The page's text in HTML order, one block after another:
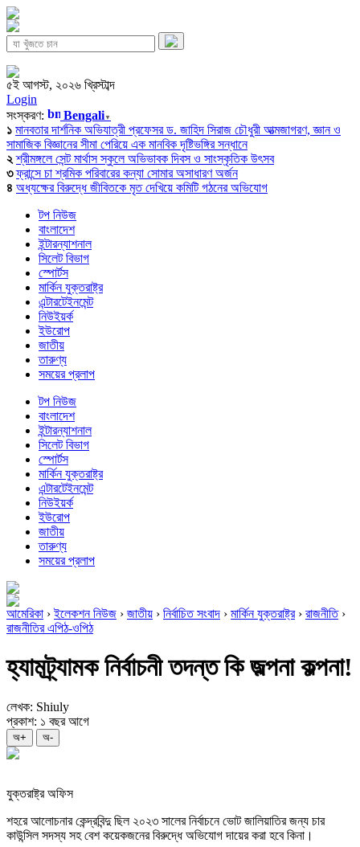
৫ই আগস্ট, ২০২৬ খ্রিস্টাব্দ
Login
সংস্করণ:
Bengali▼
১ মানবতার দার্শনিক অভিযাত্রী প্রফেসর ড. জাহিদ সিরাজ চৌধুরী আত্মজাগরণ, জ্ঞান ও
সামাজিক বিজ্ঞানের সীমা পেরিয়ে এক মানবিক দৃষ্টিভঙ্গির সন্ধানে
২ শ্রীমঙ্গলে সেন্ট মার্থাস স্কুলে অভিভাবক দিবস ও সাংস্কৃতিক উৎসব
৩ ফ্রান্সে চা শ্রমিক পরিবারের কন্যা সোমার অসাধারণ অর্জন
৪ অধ্যক্ষের বিরুদ্ধে জীবিতকে মৃত দেখিয়ে কমিটি গঠনের অভিযোগ
টপ নিউজ
বাংলাদেশ
ইন্টারন্যাশনাল
সিলেট বিভাগ
স্পোর্টস
মার্কিন যুক্তরাষ্ট্র
এন্টারটেইনমেন্ট
নিউইয়র্ক
ইউরোপ
জাতীয়
তারুণ্য
সময়ের প্রলাপ
টপ নিউজ
বাংলাদেশ
ইন্টারন্যাশনাল
সিলেট বিভাগ
স্পোর্টস
মার্কিন যুক্তরাষ্ট্র
এন্টারটেইনমেন্ট
নিউইয়র্ক
ইউরোপ
জাতীয়
তারুণ্য
সময়ের প্রলাপ
আমেরিকা ›ইলেকশন নিউজ › জাতীয় › নির্বাচিত সংবাদ › মার্কিন যুক্তরাষ্ট্র› রাজনীতি›
রাজনীতির এপিঠ-ওপিঠ
হ্যামট্র্যামক নির্বাচনী তদন্ত কি জল্পনা কল্পনা!
লেখক: Shiuly
প্রকাশ: ১ বছর আগে
অ+ অ-
যুক্তরাষ্ট্র অফিস
শহরে আলোচনার কেন্দ্রবিন্দু ছিল ২০২৩ সালের নির্বাচনে ভোট জালিয়াতির জন্য চার
কাউন্সিল সদস্য সহ বেশ কয়েকজনের বিরুদ্ধে অভিযোগ দায়ের করা হবে কিনা।